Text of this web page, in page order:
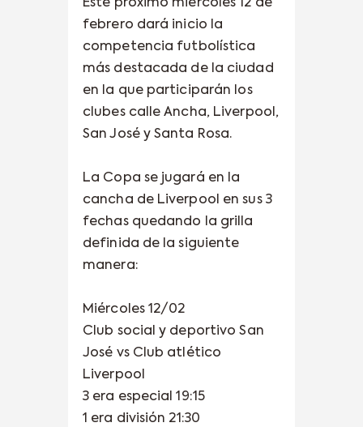
Este próximo miércoles 12 de
febrero dará inicio la
competencia futbolística
más destacada de la ciudad
en la que participarán los
clubes calle Ancha, Liverpool,
San José y Santa Rosa.
La Copa se jugará en la
cancha de Liverpool en sus 3
fechas quedando la grilla
definida de la siguiente
manera:
Miércoles 12/02
Club social y deportivo San
José vs Club atlético
Liverpool
3 era especial 19:15
1 era división 21:30